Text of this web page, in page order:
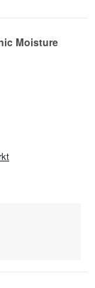
Moisture